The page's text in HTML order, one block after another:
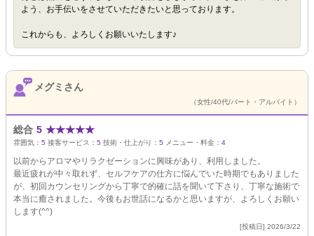
よう、お手伝いをさせていただきたいと思っております。
これからも、よろしくお願いいたします♪
メグミさん
（女性/40代/パート・アルバイト）
総合 5 ★★★★★
雰囲気： 5 接客サービス： 5 技術・仕上がり： 5 メニュー・料金： 4
以前からアロマやリラクゼーションに興味があり、利用しました。
最近疲れが中々取れず、セルフケアの仕方に悩んでいた時期でもありました
が、初回カウンセリングから丁寧で的確に話を聞いて下さり、丁寧な施術で
本当に癒されました。今後もお世話になるかと思いますが、よろしくお願い
します(^^)
[投稿日] 2026/3/22